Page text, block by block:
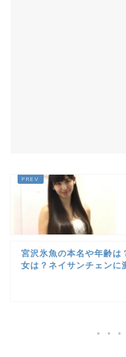
宮沢氷魚の本名や年齢は
女は？ネイサンチェンに